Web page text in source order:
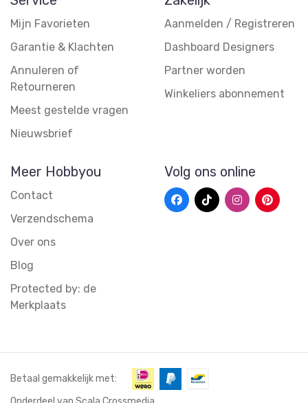
Mijn Favorieten
Garantie & Klachten
Annuleren of
Retourneren
Meest gestelde vragen
Nieuwsbrief
Aanmelden / Registreren
Dashboard Designers
Partner worden
Winkeliers abonnement
Meer Hobbyou
Contact
Verzendschema
Over ons
Blog
Protected by: de
Merkplaats
Volg ons online
Betaal gemakkelijk met: